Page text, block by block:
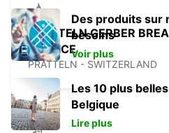
PRATTELN GERBER
SERVICE
PRATTELN - SWITZERLAND
Des produits sur
besoins
Voir plus
Les 10 plus
Belgique
Lire plus